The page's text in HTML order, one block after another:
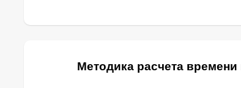
Методика расчета